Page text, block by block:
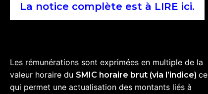
La notice complète est à LIRE ici.
Les rémunérations sont exprimées en multiple de la
valeur horaire du SMIC horaire brut (via l’indice) ce
qui permet une actualisation des montants liés à